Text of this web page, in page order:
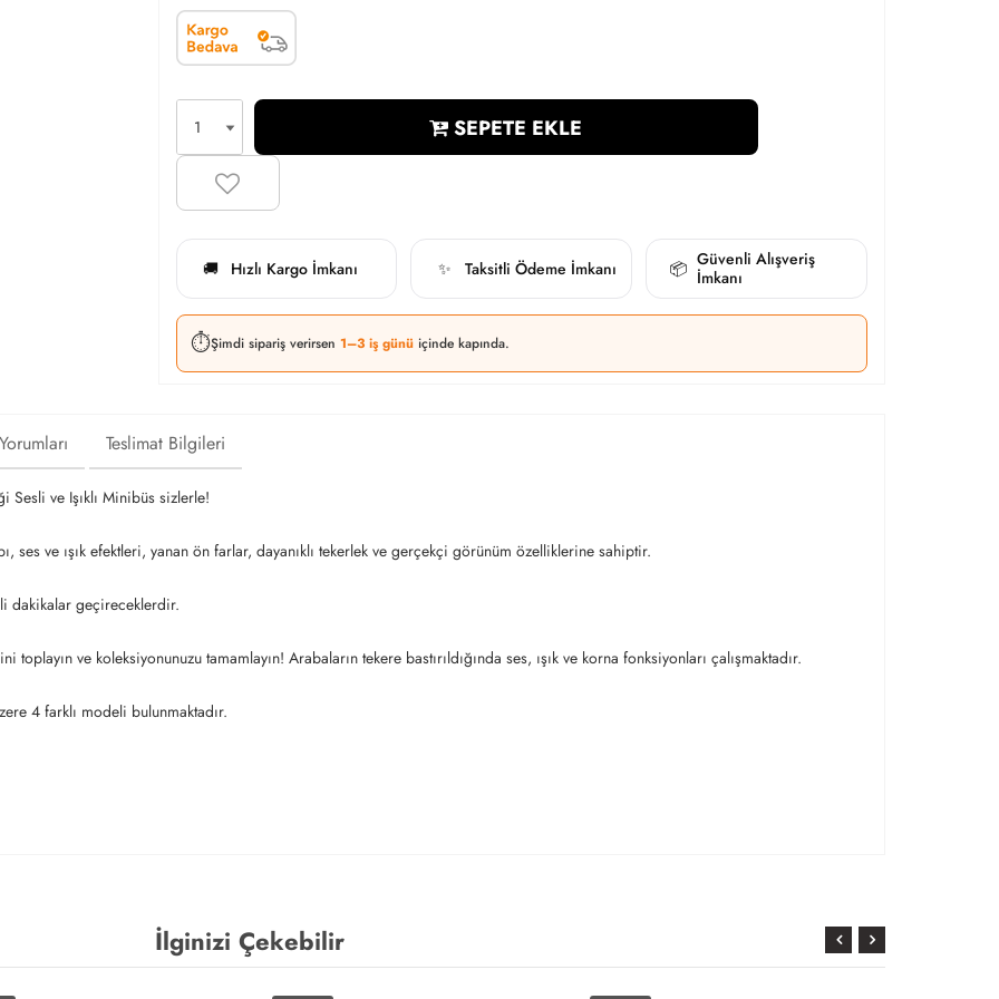
SEPETE EKLE
🚚 Hızlı Kargo İmkanı ✨ Taksitli Ödeme İmkanı 📦 Güvenli Alışveriş
İmkanı
⏱️Şimdi sipariş verirsen 1–3 iş günü içinde kapında.
Teslimat Bilgileri
Sesli ve Işıklı Minibüs sizlerle!
ses ve ışık efektleri, yanan ön farlar, dayanıklı tekerlek ve gerçekçi görünüm özelliklerine sahiptir.
dakikalar geçireceklerdir.
ve koleksiyonunuzu tamamlayın! Arabaların tekere bastırıldığında ses, ışık ve korna fonksiyonları çalışmaktadır.
4 farklı modeli bulunmaktadır.
İlginizi Çekebilir